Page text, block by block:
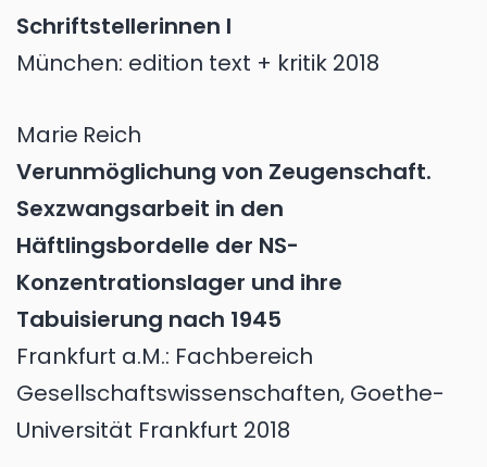
Schriftstellerinnen I
München: edition text + kritik 2018
Marie Reich
Verunmöglichung von Zeugenschaft.
Sexzwangsarbeit in den
Häftlingsbordelle der NS-
Konzentrationslager und ihre
Tabuisierung nach 1945
Frankfurt a.M.: Fachbereich
Gesellschaftswissenschaften, Goethe-
Universität Frankfurt 2018